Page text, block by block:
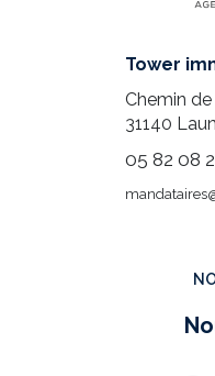
Tower
Chemin de
31140
05 82 08